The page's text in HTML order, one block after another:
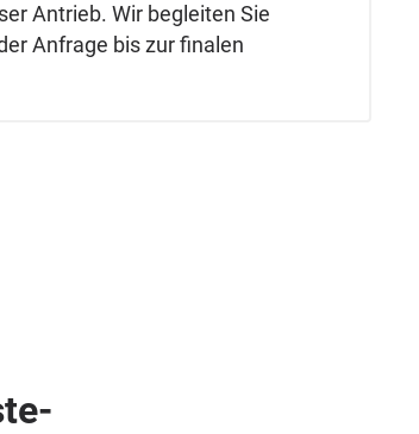
Antrieb. Wir begleiten Sie
Anfrage bis zur finalen